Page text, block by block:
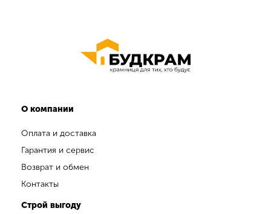
О компании
Оплата и доставка
Гарантия и сервис
Возврат и обмен
Контакты
Строй выгоду